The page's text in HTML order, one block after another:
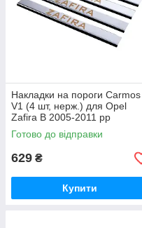
Накладки на пороги Carmos
V1 (4 шт, нерж.) для Opel
Zafira B 2005-2011 рр
Готово до відправки
629 ₴
Купити